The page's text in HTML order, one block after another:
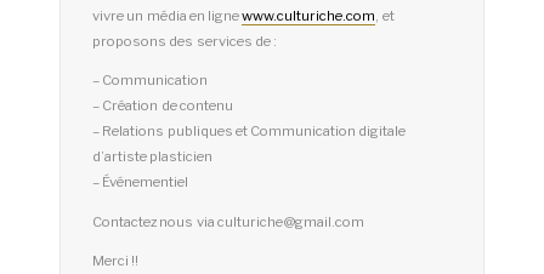
vivre un média en lignewww.culturiche.com , et
proposons des services de :
– Communication
– Création de contenu
– Relations publiques et Communication digitale
d’artiste plasticien
– Événementiel
Contactez nous via culturiche@gmail.com
Merci !!